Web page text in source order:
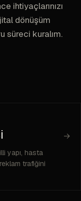
ihtiyaçlarınızı
dönüşüm
süreci kuralım.
→
yapı, hasta
trafiğini